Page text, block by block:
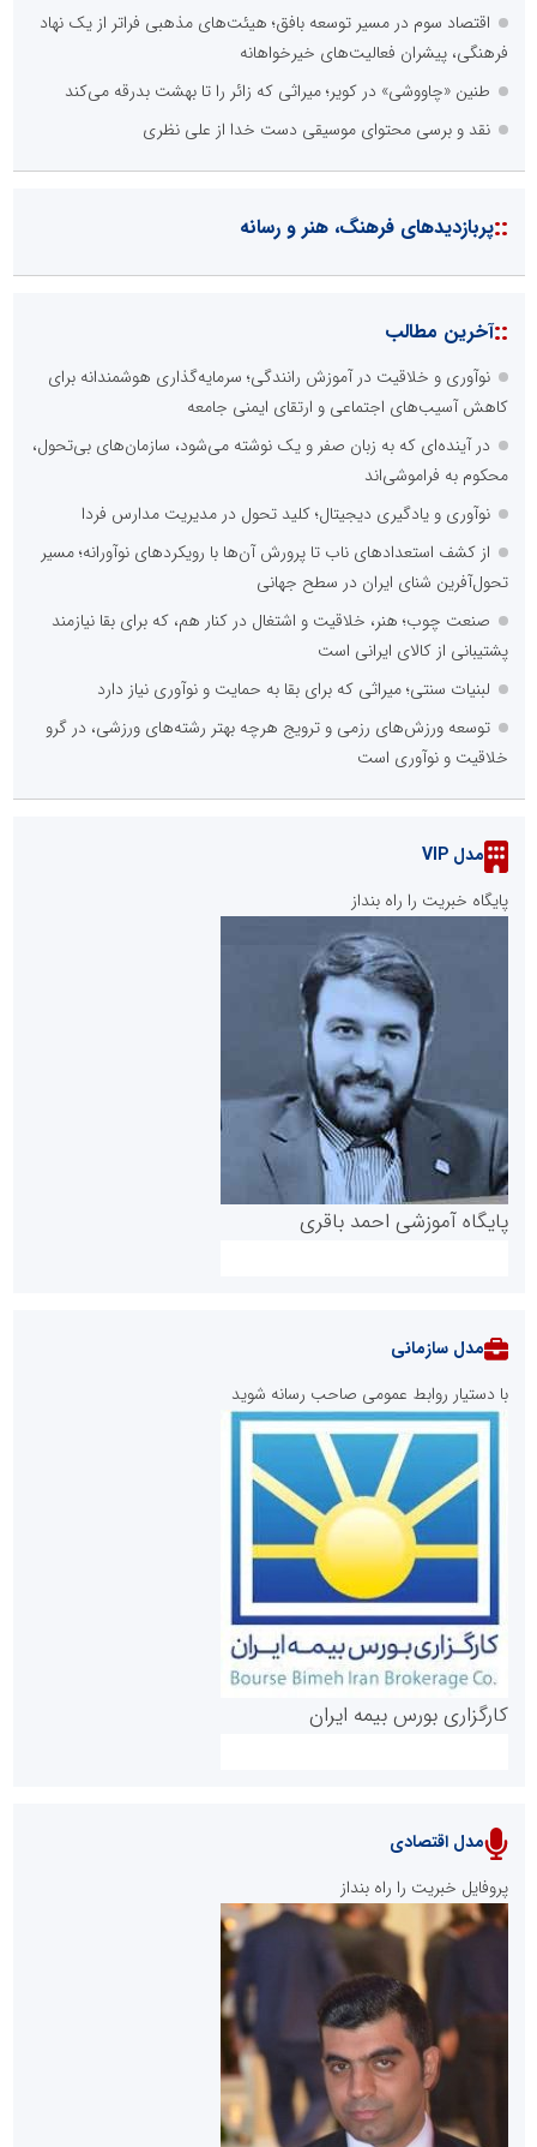
اقتصاد سوم در مسیر توسعه بافق؛ هیئت‌های مذهبی فراتر از یک نهاد
فرهنگی، پیشران فعالیت‌های خیرخواهانه
طنین «چاووشی» در کویر؛ میراثی که زائر را تا بهشت بدرقه می‌کند
نقد و برسی محتوای موسیقی دست خدا از علی نظری
::پربازدیدهای فرهنگ، هنر و رسانه
::آخرین مطالب
نوآوری و خلاقیت در آموزش رانندگی؛ سرمایه‌گذاری هوشمندانه برای
کاهش آسیب‌های اجتماعی و ارتقای ایمنی جامعه
در آینده‌ای که به زبان صفر و یک نوشته می‌شود، سازمان‌های بی‌تحول،
محکوم به فراموشی‌اند
نوآوری و یادگیری دیجیتال؛ کلید تحول در مدیریت مدارس فردا
از کشف استعدادهای ناب تا پرورش آن‌ها با رویکردهای نوآورانه؛ مسیر
تحول‌آفرین شنای ایران در سطح جهانی
صنعت چوب؛ هنر، خلاقیت و اشتغال در کنار هم، که برای بقا نیازمند
پشتیبانی از کالای ایرانی است
لبنیات سنتی؛ میراثی که برای بقا به حمایت و نوآوری نیاز دارد
توسعه ورزش‌های رزمی و ترویج هرچه بهتر رشته‌های ورزشی، در گرو
خلاقیت و نوآوری است
مدل VIP
پایگاه خبریت را راه بنداز
پایگاه آموزشی احمد باقری
روابط عمومی خبرگزاری گزارش خبر
پایگاه خبری نهضت ملی مسکن
مدل سازمانی
با دستیار روابط عمومی صاحب رسانه شوید
کارگزاری بورس بیمه ایران
سازمان بورس و اوراق بهادار
مرجع اخبار موثق در بازارسرمایه
مدل اقتصادی
پروفایل خبریت را راه بنداز